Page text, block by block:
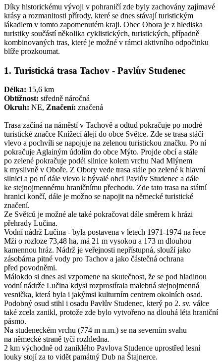
Díky historickému vývoji v pohraničí zde byly zachovány zajímavé
krásy a rozmanitosti přírody, které se dnes stávají turistickým
lákadlem v tomto zapomenutém kraji. Obec Obora je z hlediska
turistiky součástí několika cyklistických, turistických, případně
kombinovaných tras, které je možné v rámci aktivního odpočinku
blíže prozkoumat.
1. Turistická trasa Tachov - Pavlův Studenec
Délka: 15,6 km
Obtížnost: středně náročná
Okruh: NE, Značení: značená
Trasa začíná na náměstí v Tachově a odtud pokračuje po modré
turistické značce Knížecí álejí do obce Světce. Zde se trasa stáčí
vlevo a pochvíli se napojuje na zelenou turistickou značku. Po ní
pokračuje Aglainým údolím do obce Mýto. Projde obcí a stále
po zelené pokračuje podél silnice kolem vrchu Nad Mlýnem
k myslivně v Oboře. Z Obory vede trasa stále po zelené k hlavní
silnici a po ní dále vlevo k bývalé obci Pavlův Studenec a dále
ke stejnojmennému hraničnímu přechodu. Zde tato trasa na státní
hranici končí, dále je možno se napojit na německé turistické
značení.
Ze Světců je možné ale také pokračovat dále směrem k hrázi
přehrady Lučina.
Vodní nádrž Lučina - byla postavena v letech 1971-1974 na řece
Mži o rozloze 73,48 ha, má 21 m vysokou a 173 m dlouhou
kamennou hráz. Nádrž je veřejnosti nepřístupná, slouží jako
zásobárna pitné vody pro Tachov a jako částečná ochrana
před povodněmi.
Málokdo si dnes asi vzpomene na skutečnost, že se pod hladinou
vodní nádrže Lučina kdysi rozprostírala malebná stejnojmenná
vesnička, která byla i jakýmsi kulturním centrem okolních osad.
Podobný osud stihl i osadu Pavlův Studenec, který po 2. sv. válce
také zcela zanikl, protože zde bylo vytvořeno na dlouhá léta hraniční
pásmo.
Na studeneckém vrchu (774 m n.m.) se na severním svahu
na německé straně tyčí rozhledna.
2 km východně od zaniklého Pavlova Studence uprostřed lesní
louky stojí za to vidět památný Dub na Štajnerce.